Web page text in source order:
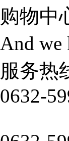
购物中
And we
服务热
0632-